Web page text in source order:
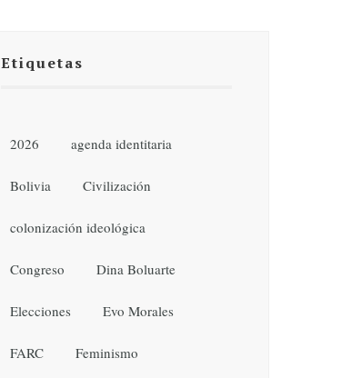
Etiquetas
2026 agenda identitaria
Bolivia Civilización
colonización ideológica
Congreso Dina Boluarte
Elecciones Evo Morales
FARC Feminismo